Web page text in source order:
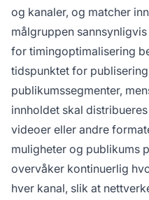
og kanaler, og matcher
målgruppen
for timingoptimalisering
tidspunktet for
publikumssegmenter,
innholdet skal
videoer eller andre
muligheter og publikums
overvåker kontinuerlig
hver kanal, slik at